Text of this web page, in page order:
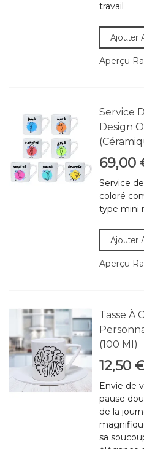
travail
Ajouter
Aperçu
Service
Design
69,00
Service
coloré
type mini
Ajouter
Aperçu
Tasse À
(100 Ml)
12,50
Envie de
pause
de la
sa